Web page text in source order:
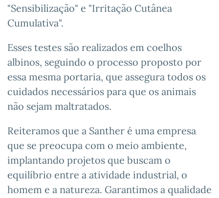
"Sensibilização" e "Irritação Cutânea
Cumulativa".
Esses testes são realizados em coelhos
albinos, seguindo o processo proposto por
essa mesma portaria, que assegura todos os
cuidados necessários para que os animais
não sejam maltratados.
Reiteramos que a Santher é uma empresa
que se preocupa com o meio ambiente,
implantando projetos que buscam o
equilíbrio entre a atividade industrial, o
homem e a natureza. Garantimos a qualidade